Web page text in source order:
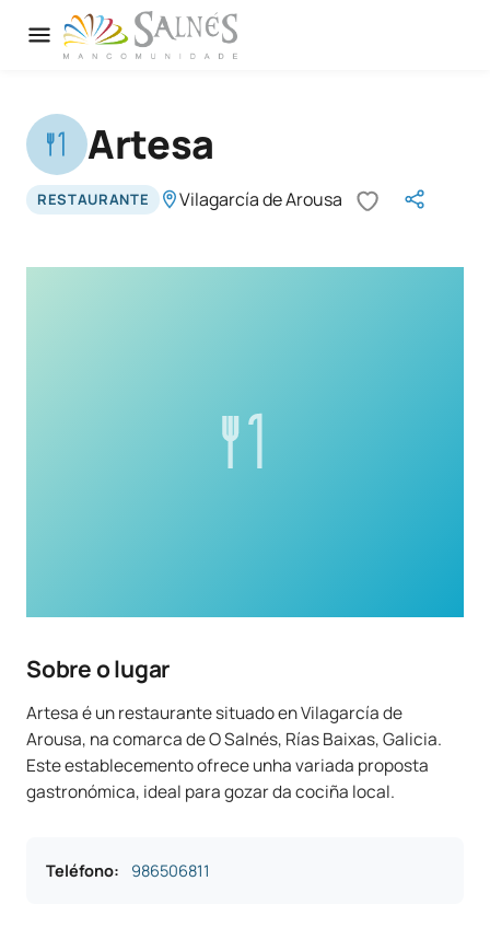
Artesa
RESTAURANTE Vilagarcía de Arousa
Sobre o lugar
Artesa é un restaurante situado en Vilagarcía de
Arousa, na comarca de O Salnés, Rías Baixas, Galicia.
Este establecemento ofrece unha variada proposta
gastronómica, ideal para gozar da cociña local.
Teléfono: 986506811